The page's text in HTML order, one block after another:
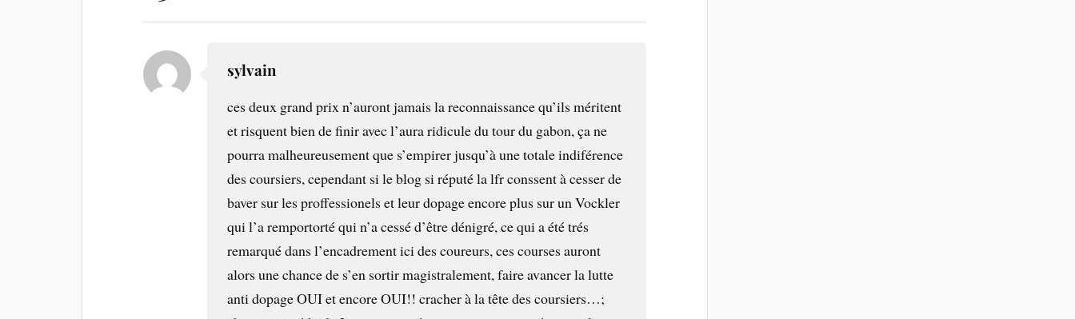
sylvain
ces deux grand prix n’auront jamais la reconnaissance qu’ils méritent
et risquent bien de finir avec l’aura ridicule du tour du gabon, ça ne
pourra malheureusement que s’empirer jusqu’à une totale indiférence
des coursiers, cependant si le blog si réputé la lfr conssent à cesser de
baver sur les proffessionels et leur dopage encore plus sur un Vockler
qui l’a remportorté qui n’a cessé d’être dénigré, ce qui a été trés
remarqué dans l’encadrement ici des coureurs, ces courses auront
alors une chance de s’en sortir magistralement, faire avancer la lutte
anti dopage OUI et encore OUI!! cracher à la tête des coursiers…;